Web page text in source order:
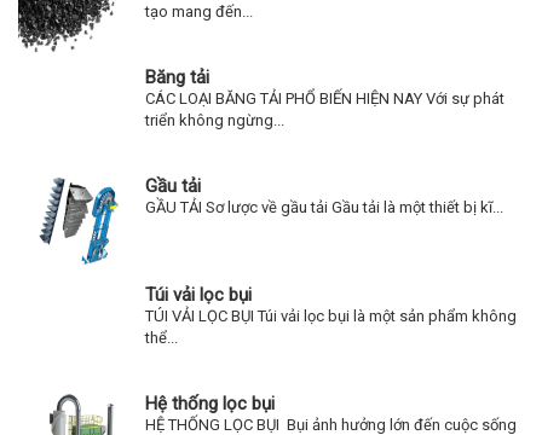
tạo mang đến...
Băng tải
CÁC LOẠI BĂNG TẢI PHỔ BIẾN HIỆN NAY Với sự phát
triển không ngừng...
Gầu tải
GẦU TẢI Sơ lược về gầu tải Gầu tải là một thiết bị kĩ...
Túi vải lọc bụi
TÚI VẢI LỌC BỤI Túi vải lọc bụi là một sản phẩm không
thể...
Hệ thống lọc bụi
HỆ THỐNG LỌC BỤI Bụi ảnh hưởng lớn đến cuộc sống